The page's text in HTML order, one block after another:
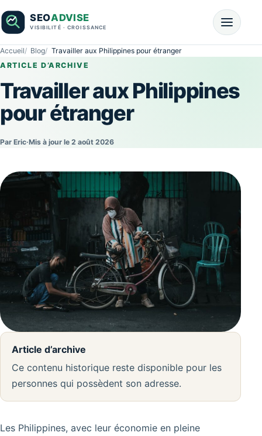
Accueil Blog
Travailler aux Philippines pour étranger
ARTICLE D’ARCHIVE
Travailler aux Philippines
pour étranger
Par Eric·Mis à jour le 2 août 2026
Article d’archive
Ce contenu historique reste disponible pour les
personnes qui possèdent son adresse.
Les Philippines, avec leur économie en pleine